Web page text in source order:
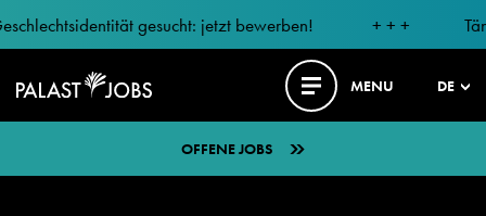
gesucht: jetzt bewerben!
MENU DE
OFFENE JOBS